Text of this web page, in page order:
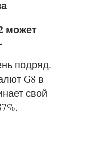
может
подряд.
G8 в
свой